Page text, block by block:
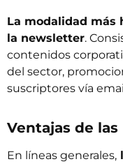
La modalidad más
la newsletter.
contenidos
del sector,
suscriptores vía
Ventajas de
En líneas generales,